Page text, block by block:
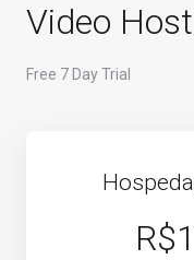
Video
Free 7 Day Trial